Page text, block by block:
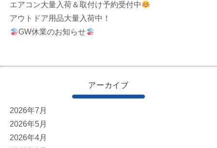
エアコン大量入荷＆取付け予約受付中
アウトドア用品大量入荷中！
GW休業のお知らせ
アーカイブ
2026年7月
2026年5月
2026年4月